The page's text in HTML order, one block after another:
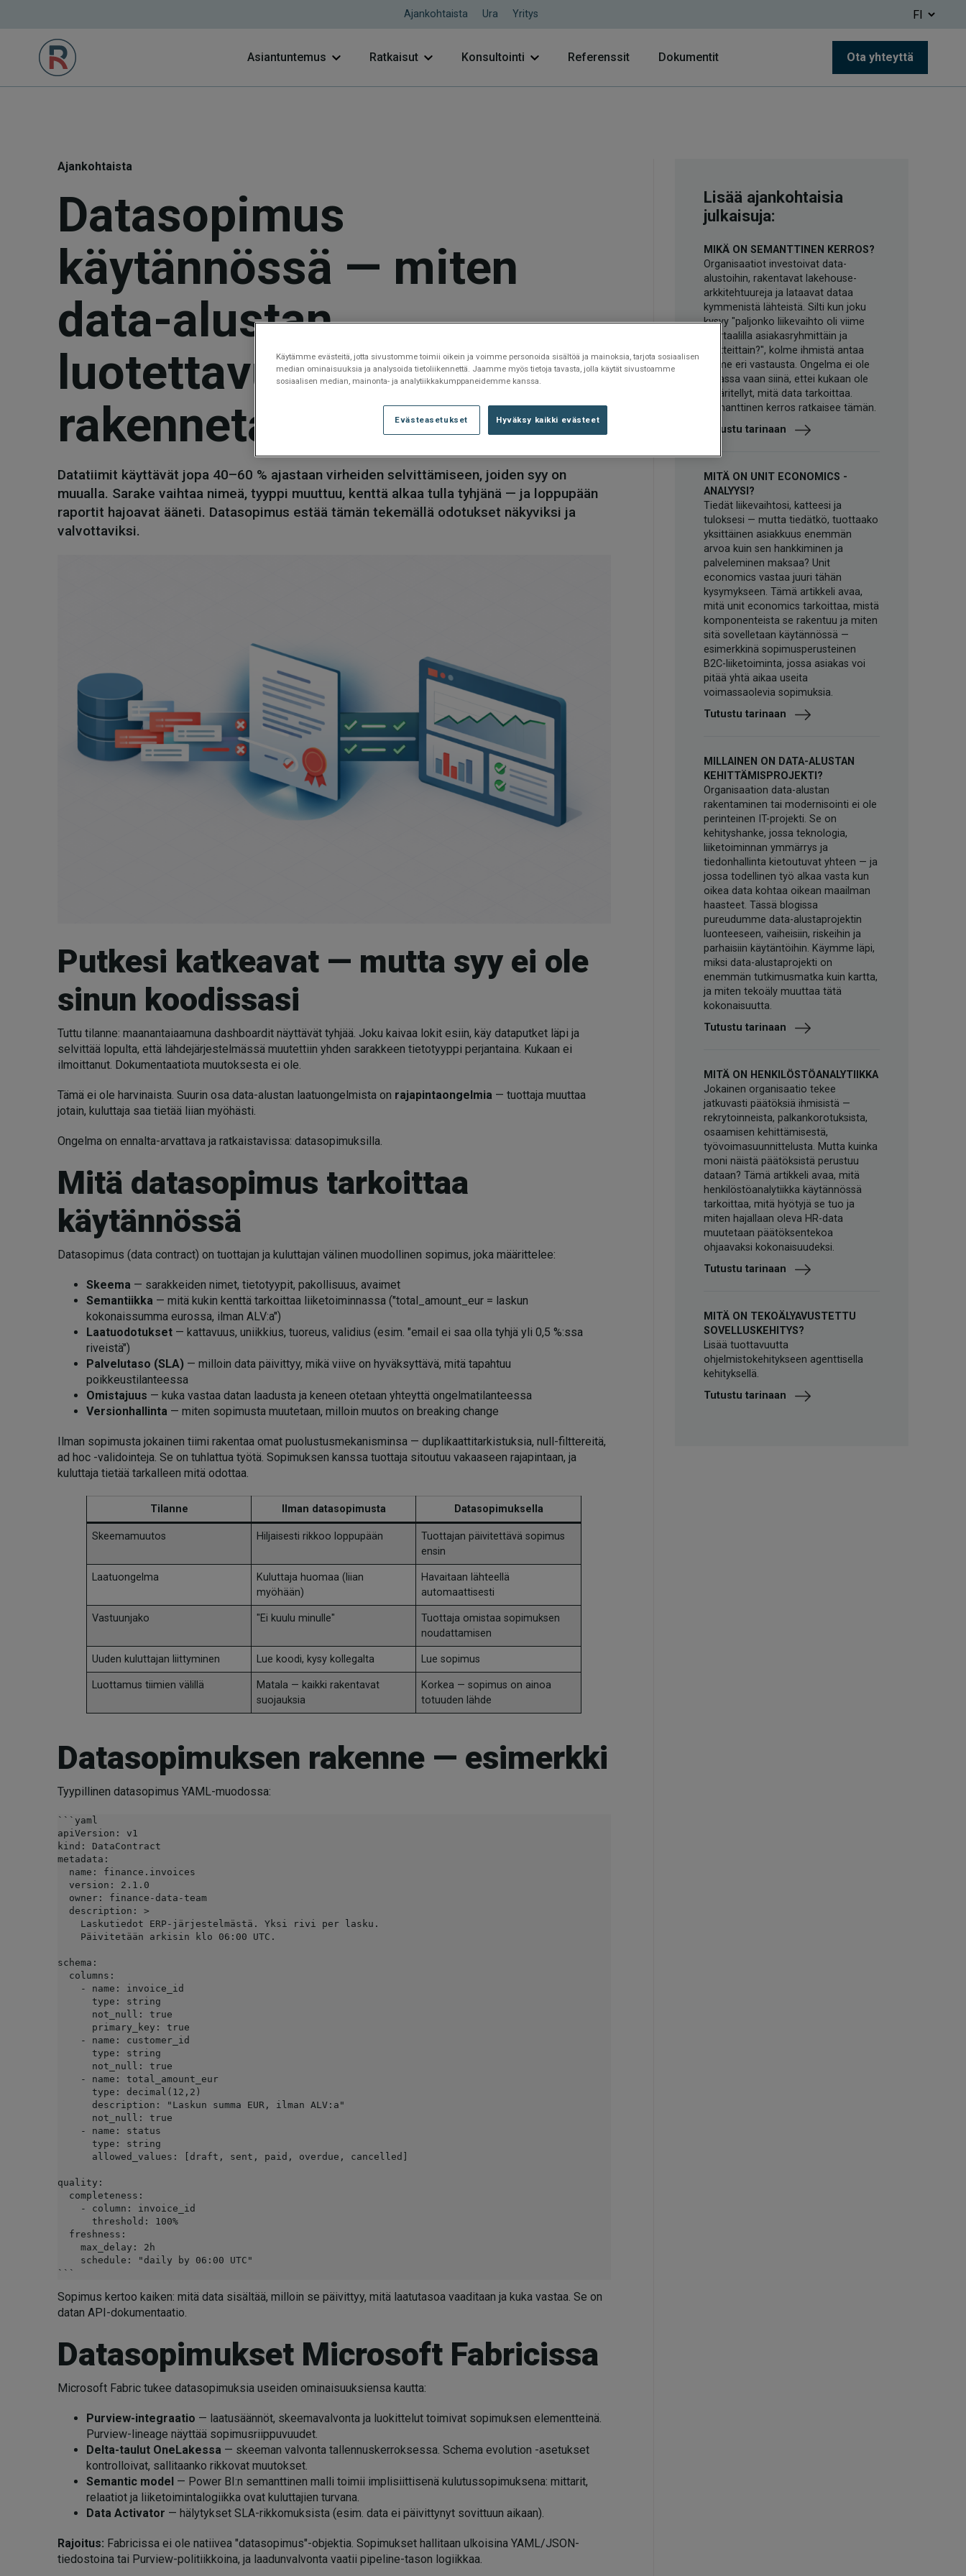
Ajankohtaista Ura Yritys
Asiantuntemus Ratkaisut Konsultointi Referenssit Dokumentit Ota yhteyttä
Ajankohtaista
Datasopimus
käytännössä — miten
data-alustan
luotettavuus
rakennetaan
Datatiimit käyttävät jopa 40–60 % ajastaan virheiden selvittämiseen, joiden syy on
muualla. Sarake vaihtaa nimeä, tyyppi muuttuu, kenttä alkaa tulla tyhjänä — ja loppupään
raportit hajoavat ääneti. Datasopimus estää tämän tekemällä odotukset näkyviksi ja
valvottaviksi.
Putkesi katkeavat — mutta syy ei ole
sinun koodissasi
Tuttu tilanne: maanantaiaamuna dashboardit näyttävät tyhjää. Joku kaivaa lokit esiin, käy dataputket läpi ja
selvittää lopulta, että lähdejärjestelmässä muutettiin yhden sarakkeen tietotyyppi perjantaina. Kukaan ei
ilmoittanut. Dokumentaatiota muutoksesta ei ole.
Tämä ei ole harvinaista. Suurin osa data-alustan laatuongelmista on rajapintaongelmia — tuottaja muuttaa
jotain, kuluttaja saa tietää liian myöhästi.
Ongelma on ennalta-arvattava ja ratkaistavissa: datasopimuksilla.
Mitä datasopimus tarkoittaa
käytännössä
Datasopimus (data contract) on tuottajan ja kuluttajan välinen muodollinen sopimus, joka määrittelee:
Skeema — sarakkeiden nimet, tietotyypit, pakollisuus, avaimet
Semantiikka — mitä kukin kenttä tarkoittaa liiketoiminnassa ("total_amount_eur = laskun
kokonaissumma eurossa, ilman ALV:a")
Laatuodotukset — kattavuus, uniikkius, tuoreus, validius (esim. "email ei saa olla tyhjä yli 0,5 %:ssa
riveistä")
Palvelutaso (SLA) — milloin data päivittyy, mikä viive on hyväksyttävä, mitä tapahtuu
poikkeustilanteessa
Omistajuus — kuka vastaa datan laadusta ja keneen otetaan yhteyttä ongelmatilanteessa
Versionhallinta — miten sopimusta muutetaan, milloin muutos on breaking change
Ilman sopimusta jokainen tiimi rakentaa omat puolustusmekanisminsa — duplikaattitarkistuksia, null-filttereitä,
ad hoc -validointeja. Se on tuhlattua työtä. Sopimuksen kanssa tuottaja sitoutuu vakaaseen rajapintaan, ja
kuluttaja tietää tarkalleen mitä odottaa.
Tilanne Ilman datasopimusta Datasopimuksella
Skeemamuutos Hiljaisesti rikkoo loppupään
Tuottajan päivitettävä sopimus
ensin
Laatuongelma
Kuluttaja huomaa (liian
myöhään)
Havaitaan lähteellä
automaattisesti
Vastuunjako "Ei kuulu minulle"
Tuottaja omistaa sopimuksen
noudattamisen
Uuden kuluttajan liittyminen Lue koodi, kysy kollegalta Lue sopimus
Luottamus tiimien välillä
Matala — kaikki rakentavat
suojauksia
Korkea — sopimus on ainoa
totuuden lähde
Datasopimuksen rakenne — esimerkki
Tyypillinen datasopimus YAML-muodossa:
```yaml
apiVersion: v1
kind: DataContract
metadata:
schema:
quality:
```
Sopimus kertoo kaiken: mitä data sisältää, milloin se päivittyy, mitä laatutasoa vaaditaan ja kuka vastaa. Se on
datan API-dokumentaatio.
Datasopimukset Microsoft Fabricissa
Microsoft Fabric tukee datasopimuksia useiden ominaisuuksiensa kautta:
Purview-integraatio — laatusäännöt, skeemavalvonta ja luokittelut toimivat sopimuksen elementteinä.
Purview-lineage näyttää sopimusriippuvuudet.
Delta-taulut OneLakessa — skeeman valvonta tallennuskerroksessa. Schema evolution -asetukset
kontrolloivat, sallitaanko rikkovat muutokset.
Semantic model — Power BI:n semanttinen malli toimii implisiittisenä kulutussopimuksena: mittarit,
relaatiot ja liiketoimintalogiikka ovat kuluttajien turvana.
Data Activator — hälytykset SLA-rikkomuksista (esim. data ei päivittynyt sovittuun aikaan).
Rajoitus: Fabricissa ei ole natiivea "datasopimus"-objektia. Sopimukset hallitaan ulkoisina YAML/JSON-
tiedostoina tai Purview-politiikkoina, ja laadunvalvonta vaatii pipeline-tason logiikkaa.
Lisää ajankohtaisia
julkaisuja:
MIKÄ ON SEMANTTINEN KERROS?
Organisaatiot investoivat data-
alustoihin, rakentavat lakehouse-
arkkitehtuureja ja lataavat dataa
kymmenistä lähteistä. Silti kun joku
kysyy "paljonko liikevaihto oli viime
kvartaalilla asiakasryhmittäin ja
tuotteittain?", kolme ihmistä antaa
kolme eri vastausta. Ongelma ei ole
datassa vaan siinä, ettei kukaan ole
määritellyt, mitä data tarkoittaa.
Semanttinen kerros ratkaisee tämän.
Tutustu tarinaan
MITÄ ON UNIT ECONOMICS -
ANALYYSI?
Tiedät liikevaihtosi, katteesi ja
tuloksesi — mutta tiedätkö, tuottaako
yksittäinen asiakkuus enemmän
arvoa kuin sen hankkiminen ja
palveleminen maksaa? Unit
economics vastaa juuri tähän
kysymykseen. Tämä artikkeli avaa,
mitä unit economics tarkoittaa, mistä
komponenteista se rakentuu ja miten
sitä sovelletaan käytännössä —
esimerkkinä sopimusperusteinen
B2C-liiketoiminta, jossa asiakas voi
pitää yhtä aikaa useita
voimassaolevia sopimuksia.
Tutustu tarinaan
MILLAINEN ON DATA-ALUSTAN
KEHITTÄMISPROJEKTI?
Organisaation data-alustan
rakentaminen tai modernisointi ei ole
perinteinen IT-projekti. Se on
kehityshanke, jossa teknologia,
liiketoiminnan ymmärrys ja
tiedonhallinta kietoutuvat yhteen — ja
jossa todellinen työ alkaa vasta kun
oikea data kohtaa oikean maailman
haasteet. Tässä blogissa
pureudumme data-alustaprojektin
luonteeseen, vaiheisiin, riskeihin ja
parhaisiin käytäntöihin. Käymme läpi,
miksi data-alustaprojekti on
enemmän tutkimusmatka kuin kartta,
ja miten tekoäly muuttaa tätä
kokonaisuutta.
Tutustu tarinaan
MITÄ ON HENKILÖSTÖANALYTIIKKA
Jokainen organisaatio tekee
jatkuvasti päätöksiä ihmisistä —
rekrytoinneista, palkankorotuksista,
osaamisen kehittämisestä,
työvoimasuunnittelusta. Mutta kuinka
moni näistä päätöksistä perustuu
dataan? Tämä artikkeli avaa, mitä
henkilöstöanalytiikka käytännössä
tarkoittaa, mitä hyötyjä se tuo ja
miten hajallaan oleva HR-data
muutetaan päätöksentekoa
ohjaavaksi kokonaisuudeksi.
Tutustu tarinaan
MITÄ ON TEKOÄLYAVUSTETTU
SOVELLUSKEHITYS?
Lisää tuottavuutta
ohjelmistokehitykseen agenttisella
kehityksellä.
Tutustu tarinaan
Käytämme evästeitä, jotta sivustomme toimii oikein ja voimme personoida sisältöä ja mainoksia, tarjota sosiaalisen
median ominaisuuksia ja analysoida tietoliikennettä. Jaamme myös tietoja tavasta, jolla käytät sivustoamme
sosiaalisen median, mainonta- ja analytiikkakumppaneidemme kanssa.
Hyväksy kaikki evästeet
Evästeasetukset